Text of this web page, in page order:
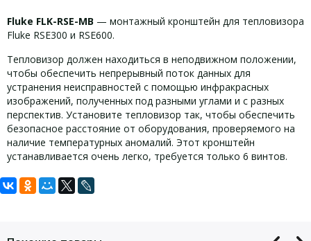
Fluke FLK-RSE-MB — монтажный кронштейн для тепловизора
Fluke RSE300 и RSE600.
Тепловизор должен находиться в неподвижном положении,
чтобы обеспечить непрерывный поток данных для
устранения неисправностей с помощью инфракрасных
изображений, полученных под разными углами и с разных
перспектив. Установите тепловизор так, чтобы обеспечить
безопасное расстояние от оборудования, проверяемого на
наличие температурных аномалий. Этот кронштейн
устанавливается очень легко, требуется только 6 винтов.
Технические характеристики
Задать вопрос